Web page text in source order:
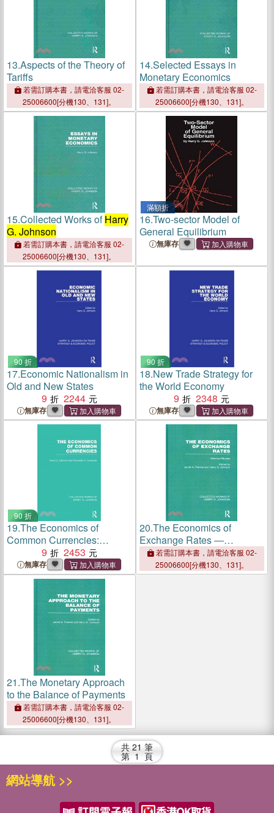
13.Aspects of the Theory of
Tariffs
若需訂購本書，請電洽客服 02-
25006600[分機130、131]。
14.Selected Essays in
Monetary Economics
若需訂購本書，請電洽客服 02-
25006600[分機130、131]。
15.Collected Works ofHarry
G. Johnson
若需訂購本書，請電洽客服 02-
25006600[分機130、131]。
滿額折
16.Two-sector Model of
General Equilibrium
無庫存
90 折
17.Economic Nationalism in
Old and New States
9
2244
無庫存
90 折
18.New Trade Strategy for
the World Economy
9
2348
無庫存
90 折
19.The Economics of
Common Currencies:
Proceedings of the Madrid
Conference on Optimum
Currency Areas
9 2453
無庫存
20.The Economics of
Exchange Rates ―
Selected Studies
若需訂購本書，請電洽客服 02-
25006600[分機130、131]。
21.The Monetary Approach
to the Balance of Payments
若需訂購本書，請電洽客服 02-
25006600[分機130、131]。
共 21 筆
第 1 頁
網站導航 >>